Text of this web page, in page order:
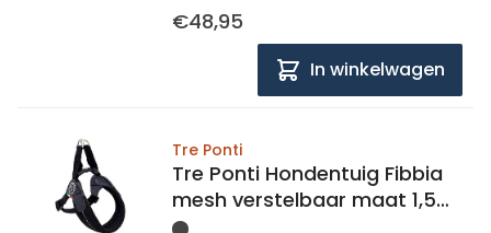
€48,95
In winkelwagen
Tre Ponti
Tre Ponti Hondentuig Fibbia
mesh verstelbaar maat 1,5
30-40 cm